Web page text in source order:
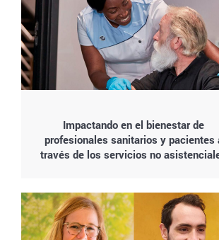
Impactando en el bienestar de
profesionales sanitarios y pacientes
través de los servicios no